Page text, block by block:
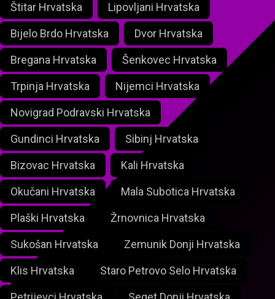
Štitar Hrvatska Lipovljani Hrvatska
Bijelo Brdo Hrvatska Dvor Hrvatska
Bregana Hrvatska Šenkovec Hrvatska
Trpinja Hrvatska Nijemci Hrvatska
Novigrad Podravski Hrvatska
Gundinci Hrvatska Sibinj Hrvatska
Bizovac Hrvatska Kali Hrvatska
Okučani Hrvatska Mala Subotica Hrvatska
Plaški Hrvatska Žrnovnica Hrvatska
Sukošan Hrvatska Zemunik Donji Hrvatska
Klis Hrvatska Staro Petrovo Selo Hrvatska